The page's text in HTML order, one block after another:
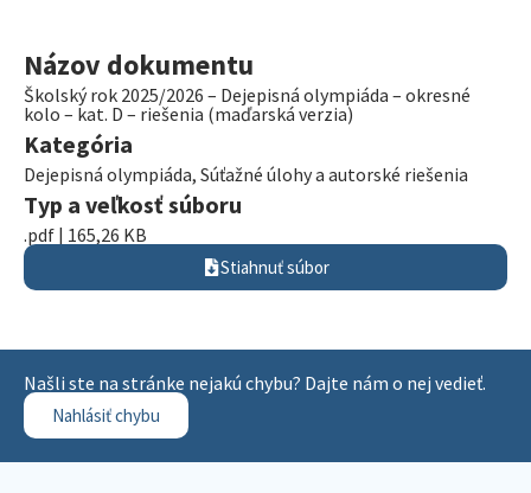
Názov dokumentu
Školský rok 2025/2026 – Dejepisná olympiáda – okresné
kolo – kat. D – riešenia (maďarská verzia)
Kategória
Dejepisná olympiáda, Súťažné úlohy a autorské riešenia
Typ a veľkosť súboru
.pdf | 165,26 KB
Stiahnuť súbor
Našli ste na stránke nejakú chybu? Dajte nám o nej vedieť.
Nahlásiť chybu